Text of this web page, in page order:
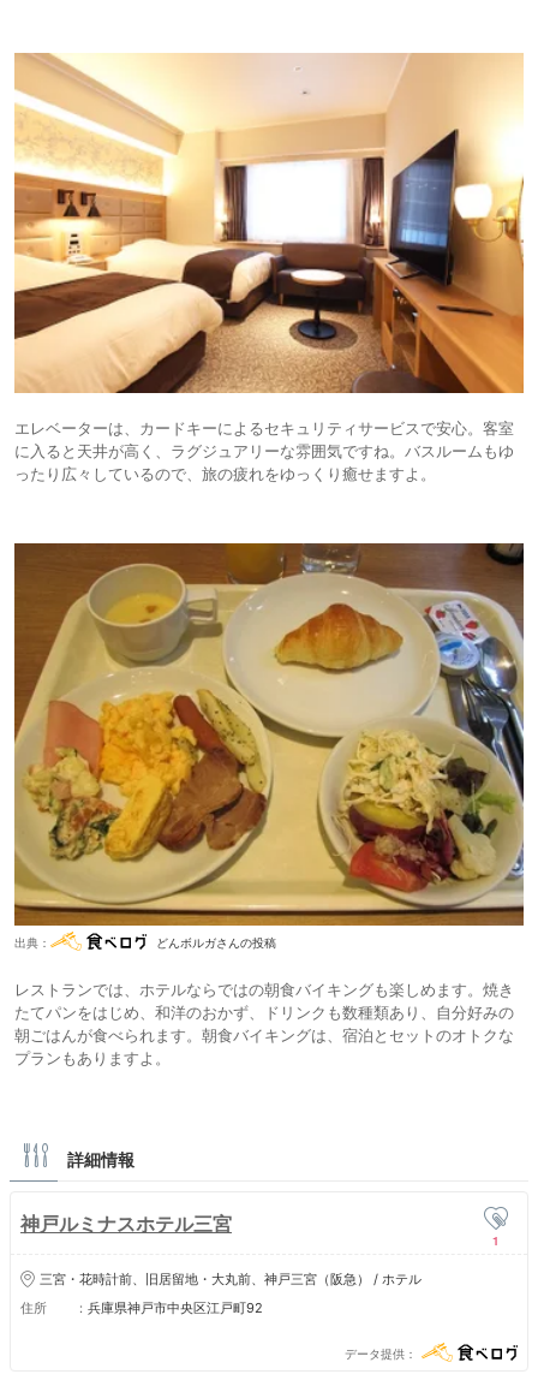
エレベーターは、カードキーによるセキュリティサービスで安心。客室
に入ると天井が高く、ラグジュアリーな雰囲気ですね。バスルームもゆ
ったり広々しているので、旅の疲れをゆっくり癒せますよ。
出典： どんボルガさんの投稿
レストランでは、ホテルならではの朝食バイキングも楽しめます。焼き
たてパンをはじめ、和洋のおかず、ドリンクも数種類あり、自分好みの
朝ごはんが食べられます。朝食バイキングは、宿泊とセットのオトクな
プランもありますよ。
詳細情報
神戸ルミナスホテル三宮
1
三宮・花時計前、旧居留地・大丸前、神戸三宮（阪急） / ホテル
住所
兵庫県神戸市中央区江戸町92
データ提供